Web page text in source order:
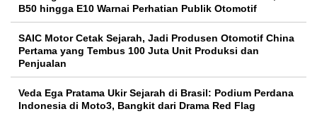
B50 hingga E10 Warnai Perhatian Publik Otomotif
SAIC Motor Cetak Sejarah, Jadi Produsen Otomotif China
Pertama yang Tembus 100 Juta Unit Produksi dan
Penjualan
Veda Ega Pratama Ukir Sejarah di Brasil: Podium Perdana
Indonesia di Moto3, Bangkit dari Drama Red Flag